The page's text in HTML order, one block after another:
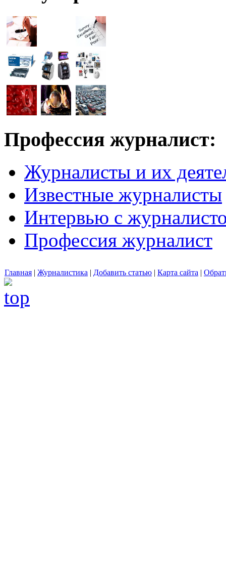
Профессия журналист:
Журналисты и их
Известные журналисты
Интервью с
Профессия журналист
Главная | Журналистика | Добавить статью | Карта сайта |